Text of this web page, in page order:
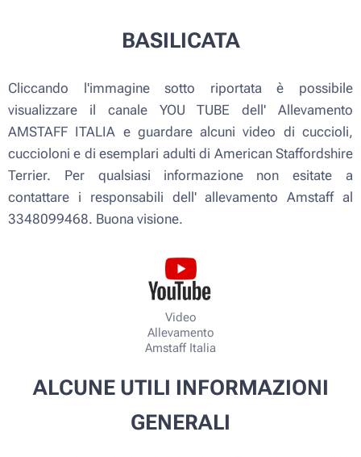
BASILICATA
Cliccando l'immagine sotto riportata è possibile
visualizzare il canale YOU TUBE dell' Allevamento
AMSTAFF ITALIA e guardare alcuni video di cuccioli,
cuccioloni e di esemplari adulti di American Staffordshire
Terrier. Per qualsiasi informazione non esitate a
contattare i responsabili dell' allevamento Amstaff al
3348099468. Buona visione.
Video
Allevamento
Amstaff Italia
ALCUNE UTILI INFORMAZIONI
GENERALI